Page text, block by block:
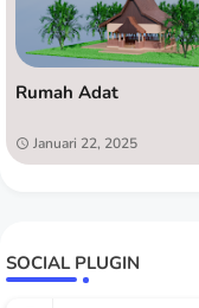
Rumah Adat
Januari 22, 2025
SOCIAL PLUGIN